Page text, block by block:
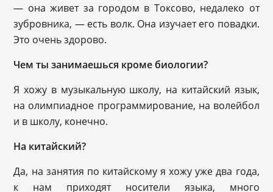
— она живет за городом в Токсово, недалеко от
зубровника, — есть волк. Она изучает его повадки.
Это очень здорово.
Чем ты занимаешься кроме биологии?
Я хожу в музыкальную школу, на китайский язык,
на олимпиадное программирование, на волейбол
и в школу, конечно.
На китайский?
Да, на занятия по китайскому я хожу уже два года,
к нам приходят носители языка, много